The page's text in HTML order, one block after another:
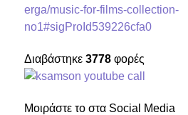
erga/music-for-films-collection-
no1#sigProId539226cfa0
Διαβάστηκε 3778 φορές
Μοιράστε το στα Social Media